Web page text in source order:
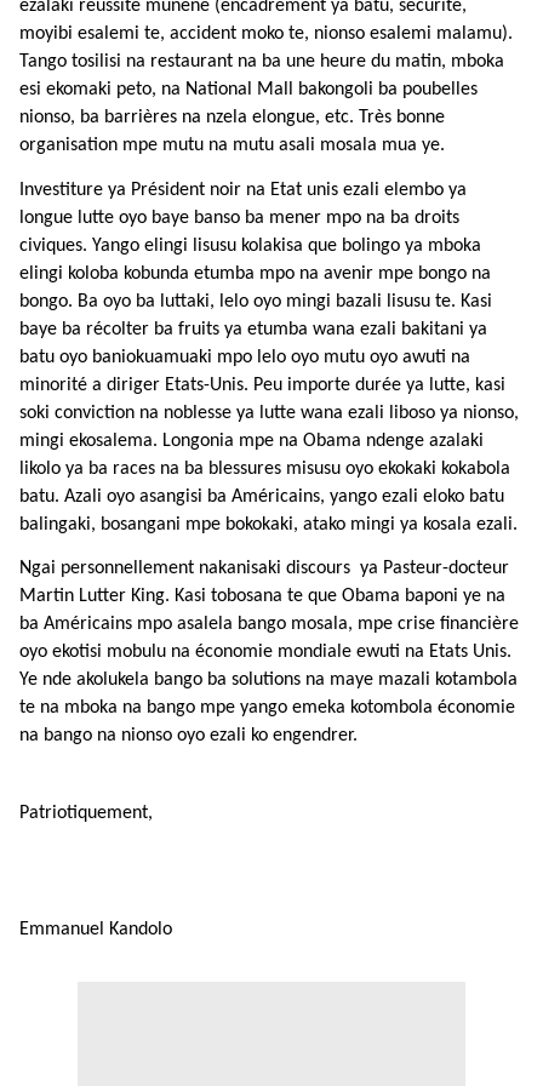
ezalaki réussite munene (encadrement ya batu, sécurité,
moyibi esalemi te, accident moko te, nionso esalemi malamu).
Tango tosilisi na restaurant na ba une heure du matin, mboka
esi ekomaki peto, na National Mall bakongoli ba poubelles
nionso, ba barrières na nzela elongue, etc. Très bonne
organisation mpe mutu na mutu asali mosala mua ye.
Investiture ya Président noir na Etat unis ezali elembo ya
longue lutte oyo baye banso ba mener mpo na ba droits
civiques. Yango elingi lisusu kolakisa que bolingo ya mboka
elingi koloba kobunda etumba mpo na avenir mpe bongo na
bongo. Ba oyo ba luttaki, lelo oyo mingi bazali lisusu te. Kasi
baye ba récolter ba fruits ya etumba wana ezali bakitani ya
batu oyo baniokuamuaki mpo lelo oyo mutu oyo awuti na
minorité a diriger Etats-Unis. Peu importe durée ya lutte, kasi
soki conviction na noblesse ya lutte wana ezali liboso ya nionso,
mingi ekosalema. Longonia mpe na Obama ndenge azalaki
likolo ya ba races na ba blessures misusu oyo ekokaki kokabola
batu. Azali oyo asangisi ba Américains, yango ezali eloko batu
balingaki, bosangani mpe bokokaki, atako mingi ya kosala ezali.
Ngai personnellement nakanisaki discours ya Pasteur-docteur
Martin Lutter King. Kasi tobosana te que Obama baponi ye na
ba Américains mpo asalela bango mosala, mpe crise financière
oyo ekotisi mobulu na économie mondiale ewuti na Etats Unis.
Ye nde akolukela bango ba solutions na maye mazali kotambola
te na mboka na bango mpe yango emeka kotombola économie
na bango na nionso oyo ezali ko engendrer.
Patriotiquement,
Emmanuel Kandolo